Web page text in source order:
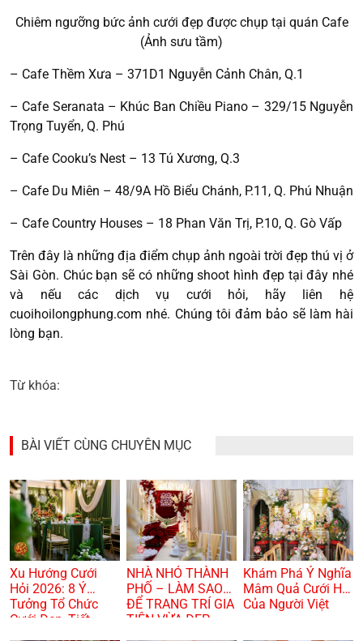
Chiêm ngưỡng bức ảnh cưới đẹp được chụp tại quán Cafe
(Ảnh sưu tầm)
– Cafe Thềm Xưa – 371D1 Nguyễn Cảnh Chân, Q.1
– Cafe Seranata – Khúc Ban Chiều Piano – 329/15 Nguyễn
Trọng Tuyển, Q. Phú
– Cafe Cooku’s Nest – 13 Tú Xương, Q.3
– Cafe Du Miên – 48/9A Hồ Biểu Chánh, P.11, Q. Phú Nhuận
– Cafe Country Houses – 18 Phan Văn Trị, P.10, Q. Gò Vấp
Trên đây là những địa điểm chụp ảnh ngoài trời đẹp thú vị ở
Sài Gòn. Chúc bạn sẽ có những shoot hình đẹp tại đây nhé
và nếu các dịch vụ cưới hỏi, hãy liên hệ
cuoihoilongphung.com nhé. Chúng tôi đảm bảo sẽ làm hài
lòng bạn.
Từ khóa:
BÀI VIẾT CÙNG CHUYÊN MỤC
Xu Hướng Cưới
Hỏi 2026: 8 Ý
Tưởng Tổ Chức
Cưới Đẹp, Tiết
NHÀ NHỎ THÀNH
PHỐ – LÀM SAO
ĐỂ TRANG TRÍ GIA
TIÊN VỪA ĐẸP
Khám Phá Ý Nghĩa
Mâm Quả Cưới Hỏi
Của Người Việt